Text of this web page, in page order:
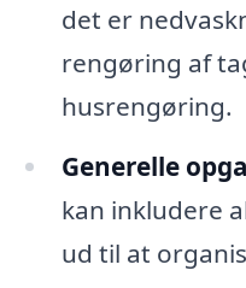
det er
rengøring af
husrengøring.
Generelle
kan inkludere
ud til at